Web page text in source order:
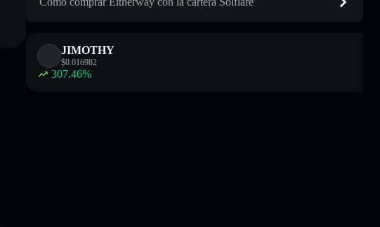
JIMOTHY
$0.016982
307.46%